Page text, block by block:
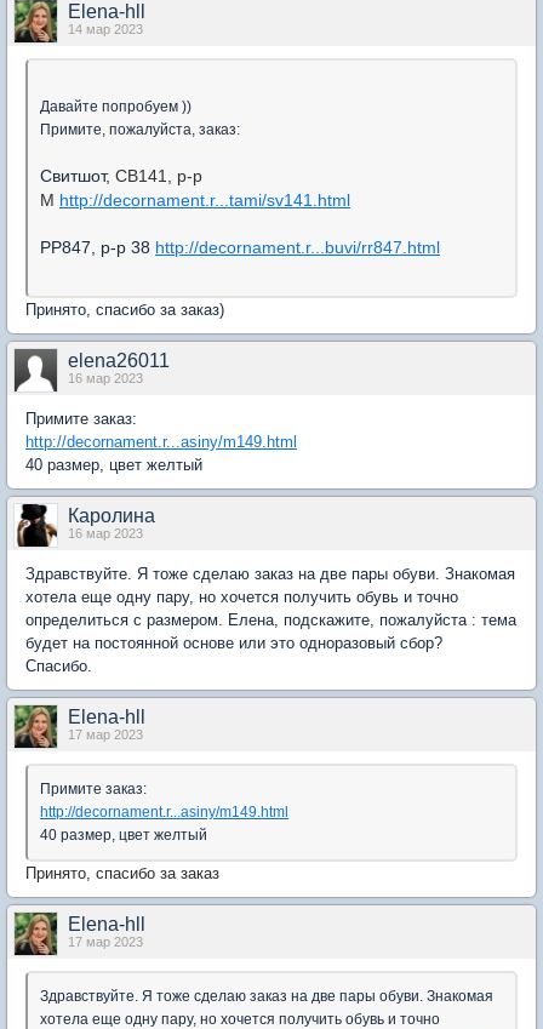
Elena-hll
14 мар 2023
Давайте попробуем ))
Примите, пожалуйста, заказ:
Свитшот, СВ141, р-р
М http://decornament.r...tami/sv141.html
РР847, р-р 38 http://decornament.r...buvi/rr847.html
Принято, спасибо за заказ)
elena26011
16 мар 2023
Примите заказ:
http://decornament.r...asiny/m149.html
40 размер, цвет желтый
Каролина
16 мар 2023
Здравствуйте. Я тоже сделаю заказ на две пары обуви. Знакомая
хотела еще одну пару, но хочется получить обувь и точно
определиться с размером. Елена, подскажите, пожалуйста : тема
будет на постоянной основе или это одноразовый сбор?
Спасибо.
Elena-hll
17 мар 2023
Примите заказ:
http://decornament.r...asiny/m149.html
40 размер, цвет желтый
Принято, спасибо за заказ
Elena-hll
17 мар 2023
Здравствуйте. Я тоже сделаю заказ на две пары обуви. Знакомая
хотела еще одну пару, но хочется получить обувь и точно